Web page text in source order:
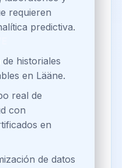
requieren
predictiva.
historiales
en Lääne.
real de
con
en
de datos